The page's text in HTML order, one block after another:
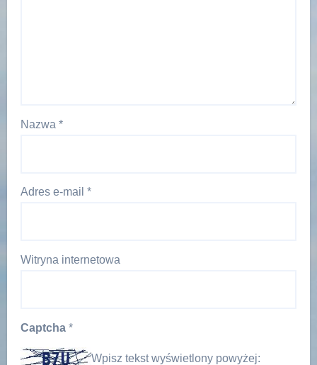
Nazwa *
Adres e-mail *
Witryna internetowa
Captcha *
Wpisz tekst wyświetlony powyżej: